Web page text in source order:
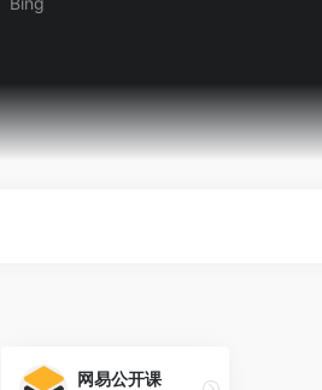
网易公开课